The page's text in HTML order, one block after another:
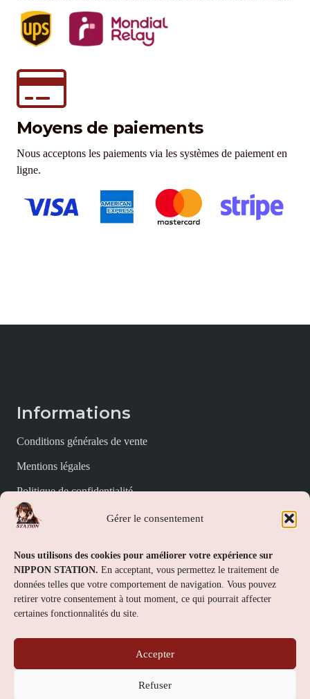
Gérer le consentement
Nous utilisons des cookies pour améliorer votre expérience sur
NIPPON STATION. En acceptant, vous permettez le traitement de
données telles que votre comportement de navigation. Vous pouvez
retirer votre consentement à tout moment, ce qui pourrait affecter
certaines fonctionnalités du site.
Accepter
Refuser
Moyens de paiements
Nous acceptons les paiements via les systèmes de paiement en
ligne.
Informations
Conditions générales de vente
Mentions légales
Politique de confidentialité
Politique de cookies (UE)
Nippon Station
À propos
FAQs
Contact